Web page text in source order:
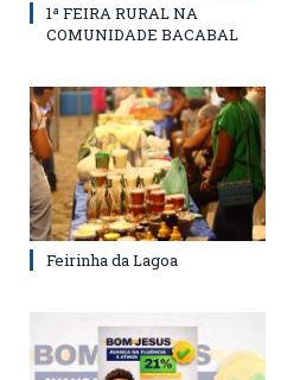
1ª FEIRA RURAL NA
COMUNIDADE BACABAL
Feirinha da Lagoa